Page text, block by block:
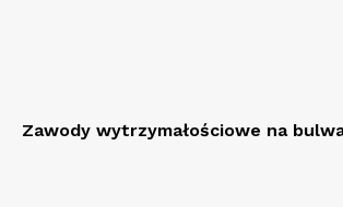
Zawody wytrzymałościowe na